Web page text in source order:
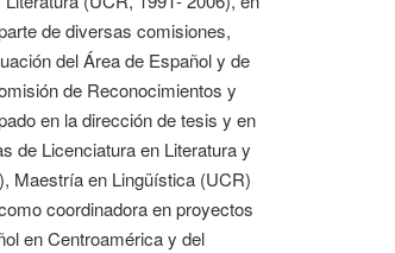
de diversas comisiones,
del Área de Español y de
de Reconocimientos y
en la dirección de tesis y en
de Licenciatura en Literatura y
Maestría en Lingüística (UCR)
coordinadora en proyectos
en Centroamérica y del